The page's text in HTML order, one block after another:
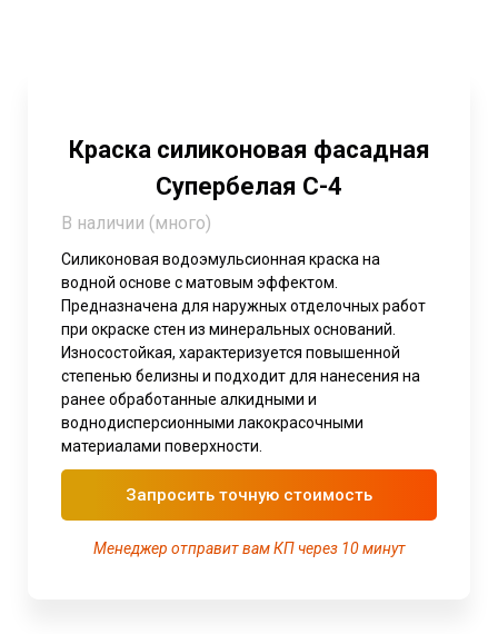
Краска силиконовая фасадная
Супербелая С-4
В наличии (много)
Силиконовая водоэмульсионная краска на
водной основе с матовым эффектом.
Предназначена для наружных отделочных работ
при окраске стен из минеральных оснований.
Износостойкая, характеризуется повышенной
степенью белизны и подходит для нанесения на
ранее обработанные алкидными и
воднодисперсионными лакокрасочными
материалами поверхности.
Запросить точную стоимость
Менеджер отправит вам КП через 10 минут